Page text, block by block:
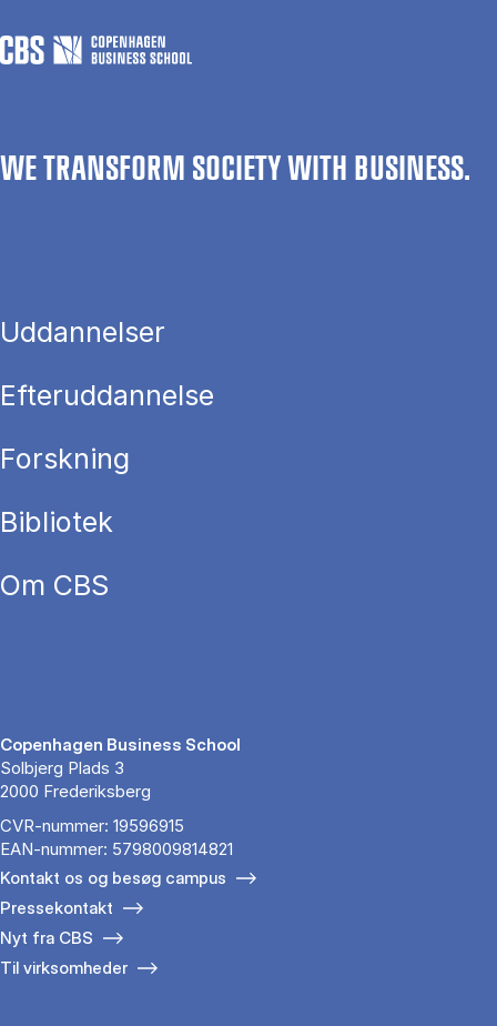
WE TRANSFORM SOCIETY WITH BUSINESS.
Uddannelser
Efteruddannelse
Forskning
Bibliotek
Om CBS
Copenhagen Business School
Solbjerg Plads 3
2000 Frederiksberg
CVR-nummer: 19596915
EAN-nummer: 5798009814821
Kontakt os og besøg campus
Pressekontakt
Nyt fra CBS
Til virksomheder